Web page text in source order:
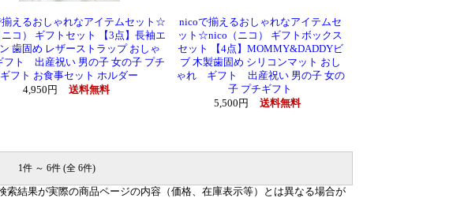
えるおしゃれなアイテムセット☆
コ） ギフトセット 【3点】長袖エ
歯固め レザーストラップ おしゃ
ト 出産祝い 男の子 女の子 プチ
ギフト お食事セット ホルダー
4,950円
送料無料
nicoで揃えるおしゃれなアイテムセ
ット☆nico（ニコ） ギフトボックス
セット 【4点】MOMMY&DADDYビ
ブ 木製歯固め シリコンマット おし
ゃれ ギフト 出産祝い 男の子 女の
子 プチギフト
5,500円
送料無料
1件 ～ 6件 (全 6件)
結果が実際の商品ページの内容（価格、在庫表示等）とは異なる場合が